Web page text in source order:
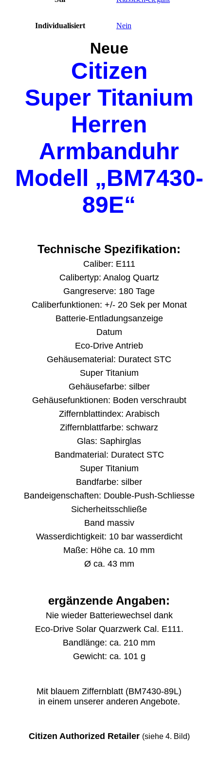
Individualisiert Nein
Neue
Citizen
Super Titanium
Herren
Armbanduhr
Modell „BM7430-
89E“
Technische Spezifikation:
Caliber: E111
Calibertyp: Analog Quartz
Gangreserve: 180 Tage
Caliberfunktionen: +/- 20 Sek per Monat
Batterie-Entladungsanzeige
Datum
Eco-Drive Antrieb
Gehäusematerial: Duratect STC
Super Titanium
Gehäusefarbe: silber
Gehäusefunktionen: Boden verschraubt
Ziffernblattindex: Arabisch
Ziffernblattfarbe: schwarz
Glas: Saphirglas
Bandmaterial: Duratect STC
Super Titanium
Bandfarbe: silber
Bandeigenschaften: Double-Push-Schliesse
Sicherheitsschließe
Band massiv
Wasserdichtigkeit: 10 bar wasserdicht
Maße: Höhe ca. 10 mm
Ø ca. 43 mm
ergänzende Angaben:
Nie wieder Batteriewechsel dank
Eco-Drive Solar Quarzwerk Cal. E111.
Bandlänge: ca. 210 mm
Gewicht: ca. 101 g
Mit blauem Ziffernblatt (BM7430-89L)
in einem unserer anderen Angebote.
Citizen Authorized Retailer (siehe 4. Bild)